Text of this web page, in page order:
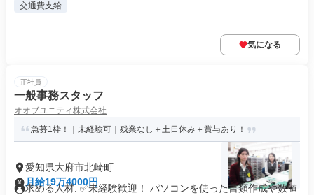
交通費支給
気になる
正社員
一般事務スタッフ
オオブユニティ株式会社
急募1枠！｜未経験可｜残業なし＋土日休み＋賞与あり！
愛知県大府市北崎町
月給19万4000円
求める人材: ✅未経験歓迎！ パソコンを使った書類作成や数値